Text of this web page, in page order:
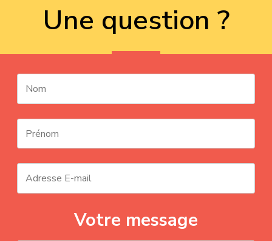
Une question ?
Votre message